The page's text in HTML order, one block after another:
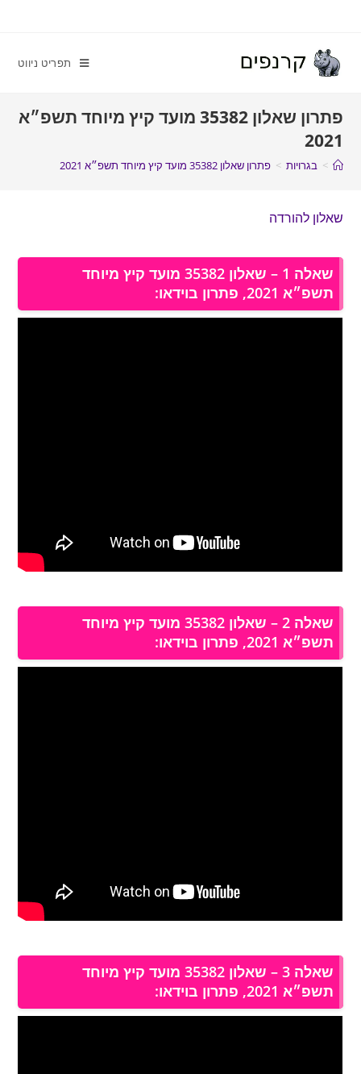
תפריט ניווט
פתרון שאלון 35382 מועד קיץ מיוחד תשפ״א
2021
> בגרויות > פתרון שאלון 35382 מועד קיץ מיוחד תשפ״א 2021
שאלון להורדה
שאלה 1 – שאלון 35382 מועד קיץ מיוחד
תשפ״א 2021, פתרון בוידאו:
שאלה 2 – שאלון 35382 מועד קיץ מיוחד
תשפ״א 2021, פתרון בוידאו:
שאלה 3 – שאלון 35382 מועד קיץ מיוחד
תשפ״א 2021, פתרון בוידאו: